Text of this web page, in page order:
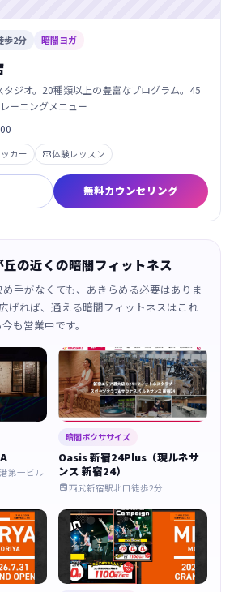
歩2分 暗闇ヨガ
ジオ。20種類以上の豊富なプログラム。45
ーニングメニュー
カー 体験レッスン
無料カウンセリング
の近くの暗闇フィットネス
手がなくても、あきらめる必要はありま
げれば、通える暗闇フィットネスはこれ
も営業中です。
第一ビル
暗闇ボクササイズ
Oasis 新宿24Plus（現ルネサ
ンス 新宿24）
西武新宿駅北口徒歩2分